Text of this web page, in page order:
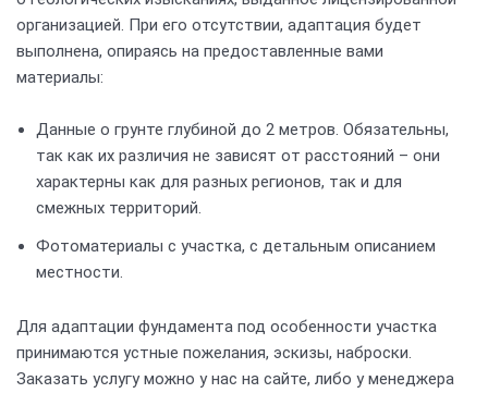
организацией. При его отсутствии, адаптация будет
выполнена, опираясь на предоставленные вами
материалы:
Данные о грунте глубиной до 2 метров. Обязательны,
так как их различия не зависят от расстояний – они
характерны как для разных регионов, так и для
смежных территорий.
Фотоматериалы с участка, с детальным описанием
местности.
Для адаптации фундамента под особенности участка
принимаются устные пожелания, эскизы, наброски.
Заказать услугу можно у нас на сайте, либо у менеджера